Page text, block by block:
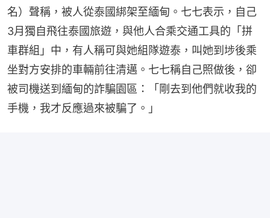
名）聲稱，被人從泰國綁架至緬甸。七七表示，自己
3月獨自飛往泰國旅遊，與他人合乘交通工具的「拼
車群組」中，有人稱可與她組隊遊泰，叫她到埗後乘
坐對方安排的車輛前往清邁。七七稱自己照做後，卻
被司機送到緬甸的詐騙園區：「剛去到他們就收我的
手機，我才反應過來被騙了。」